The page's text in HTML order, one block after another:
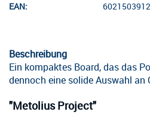
EAN:
Beschreibung
Ein kompaktes Board, das das
dennoch eine solide Auswahl an
"Metolius Project"